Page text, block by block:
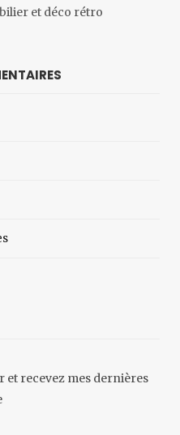
et déco rétro
et recevez mes dernières